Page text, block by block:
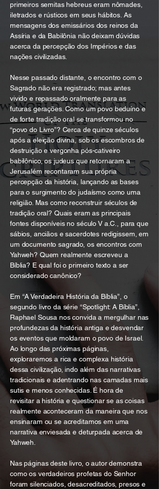
primeiros semitas hebreus eram nômades,
iletrados e rústicos em seus hábitos. As
mensagens dos emissários dos reinos da
Assíria e da Babilônia não deixam dúvidas
acerca da percepção dos Impérios e das
nações civilizadas.
Nesse passado distante, o encontro com o
Sagrado não era registrado; mas antes
vivido e repassado oralmente para as
futuras gerações. Como um povo beduíno e
de forte tradição oral se transformou no
“povo do Livro”? Cerca de quinze séculos
após a eleição divina, sob os escombros de
destruição e vergonha pós-cativeiro
babilônico, os judeus que retornaram a
Jerusalém recontaram sua própria
percepção da história, lançando as bases
para o surgimento do judaísmo como uma
religião. Mas como reconstruir séculos de
tradição oral? Quais eram as principais
fontes disponíveis no século V a.C., para que
sábios, anciãos e sacerdotes redigissem, em
um documento sagrado, os encontros com
Yahweh? Quem realmente escreveu a
Bíblia? E qual foi o primeiro texto a ser
considerado canônico?
Em “A Verdadeira História da Bíblia”, o
segundo livro da série “Spotlight: A Bíblia”,
Raphael Sousa nos convida a mergulhar nas
profundezas da história antiga e desvendar
os eventos que moldaram o povo de Israel.
Ao longo das próximas páginas,
exploraremos a rica e complexa história
dessa civilização, indo além das narrativas
tradicionais e adentrando nas camadas mais
sutis e menos conhecidas. É hora de
revisitar a história e questionar se as coisas
realmente aconteceram da maneira que nos
ensinaram ou se acreditamos em uma
narrativa enviesada e deturpada acerca de
Yahweh.
Nas páginas deste livro, o autor demonstra
como os verdadeiros profetas do Senhor
foram silenciados, desacreditados, presos e